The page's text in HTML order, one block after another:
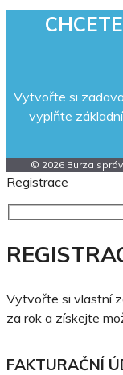
Vytvořte si
vyplňte
© 2026 Burza
Registrace
Vytvořte si vlastní
za rok a získejte
FAKTURAČNÍ